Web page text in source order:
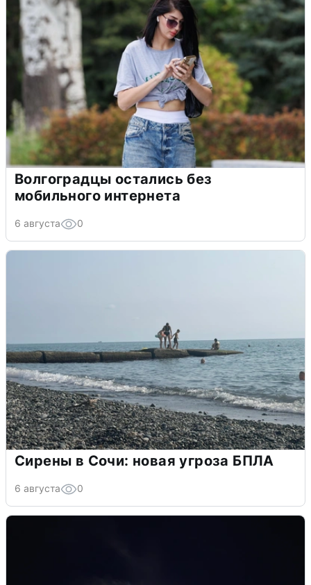
Волгоградцы остались без
мобильного интернета
6 августа 0
Сирены в Сочи: новая угроза БПЛА
6 августа 0